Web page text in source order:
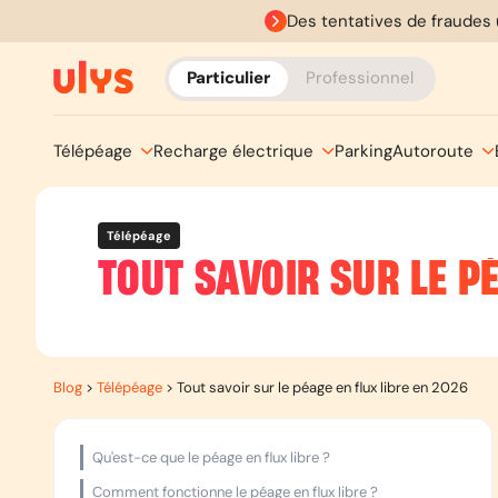
Des tentatives de fraudes
Particulier Professionnel
Télépéage Recharge électrique ParkingAutoroute
Télépéage
TOUT SAVOIR SUR LE
Blog > Télépéage > Tout savoir sur le péage en flux libre en 2026
Qu'est-ce que le péage en flux libre ?
Comment fonctionne le péage en flux libre ?